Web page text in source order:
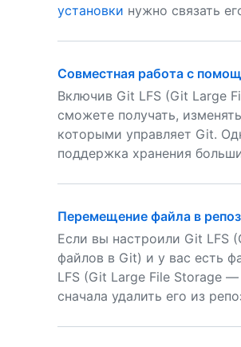
установки нужно связать
Совместная работа с
Включив Git LFS (Git Large
сможете получать,
которыми управляет Git.
поддержка хранения
Перемещение файла в
Если вы настроили Git LFS
файлов в Git) и у вас есть
LFS (Git Large File Storage
сначала удалить его из